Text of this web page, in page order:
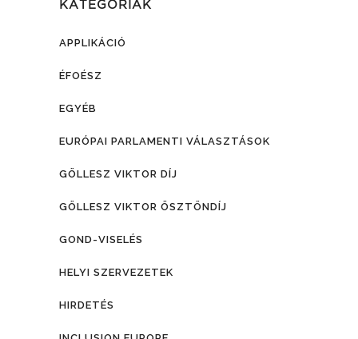
KATEGÓRIÁK
APPLIKÁCIÓ
ÉFOÉSZ
EGYÉB
EURÓPAI PARLAMENTI VÁLASZTÁSOK
GÖLLESZ VIKTOR DÍJ
GÖLLESZ VIKTOR ÖSZTÖNDÍJ
GOND-VISELÉS
HELYI SZERVEZETEK
HIRDETÉS